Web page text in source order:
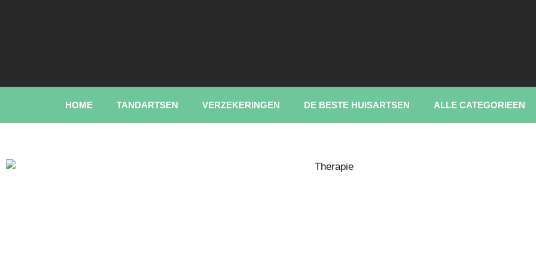
HOME TANDARTSEN VERZEKERINGEN DE BESTE HUISARTSEN ALLE CATEGORIEEN